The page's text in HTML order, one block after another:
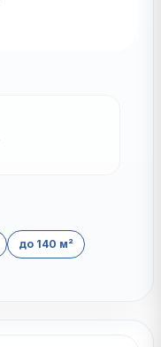
до 140 м²